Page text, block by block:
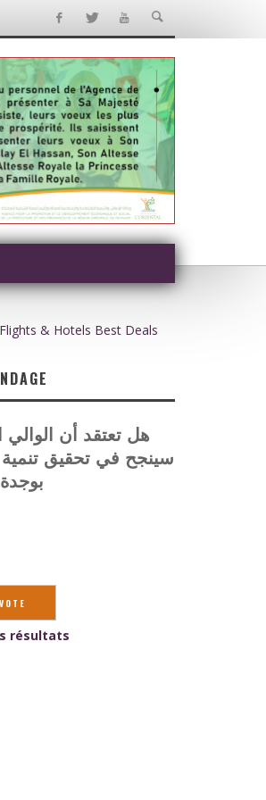
& Hotels Best Deals
هل تعتقد أن
سينجح في تحقيق تنمية
résultats